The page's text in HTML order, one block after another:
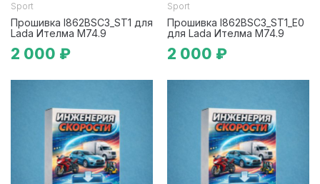
Sport
Прошивка I862BSC3_ST1 для
Lada Ителма М74.9
2 000 ₽
Sport
Прошивка I862BSC3_ST1_E0
для Lada Ителма М74.9
2 000 ₽